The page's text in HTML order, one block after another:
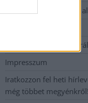
Etikai és függetlenségi
Hozzászólási és
Impresszum
Iratkozzon fel heti
még többet megyénkről!